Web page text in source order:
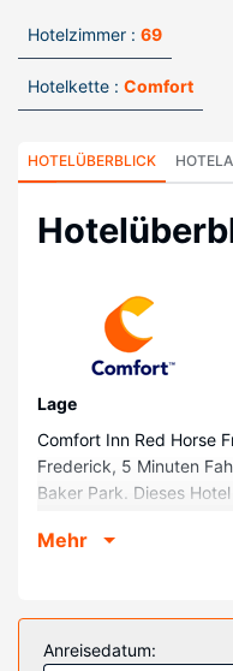
Hotelzimmer : 69
Hotelkette : Comfort
HOTELÜBERBLICK
Lage
Comfort Inn Red Horse
Frederick, 5 Minuten
Baker Park. Dieses
Zimmer
Kühlschrank und
Memory-Foam Bett
Mehr
Anreisedatum: